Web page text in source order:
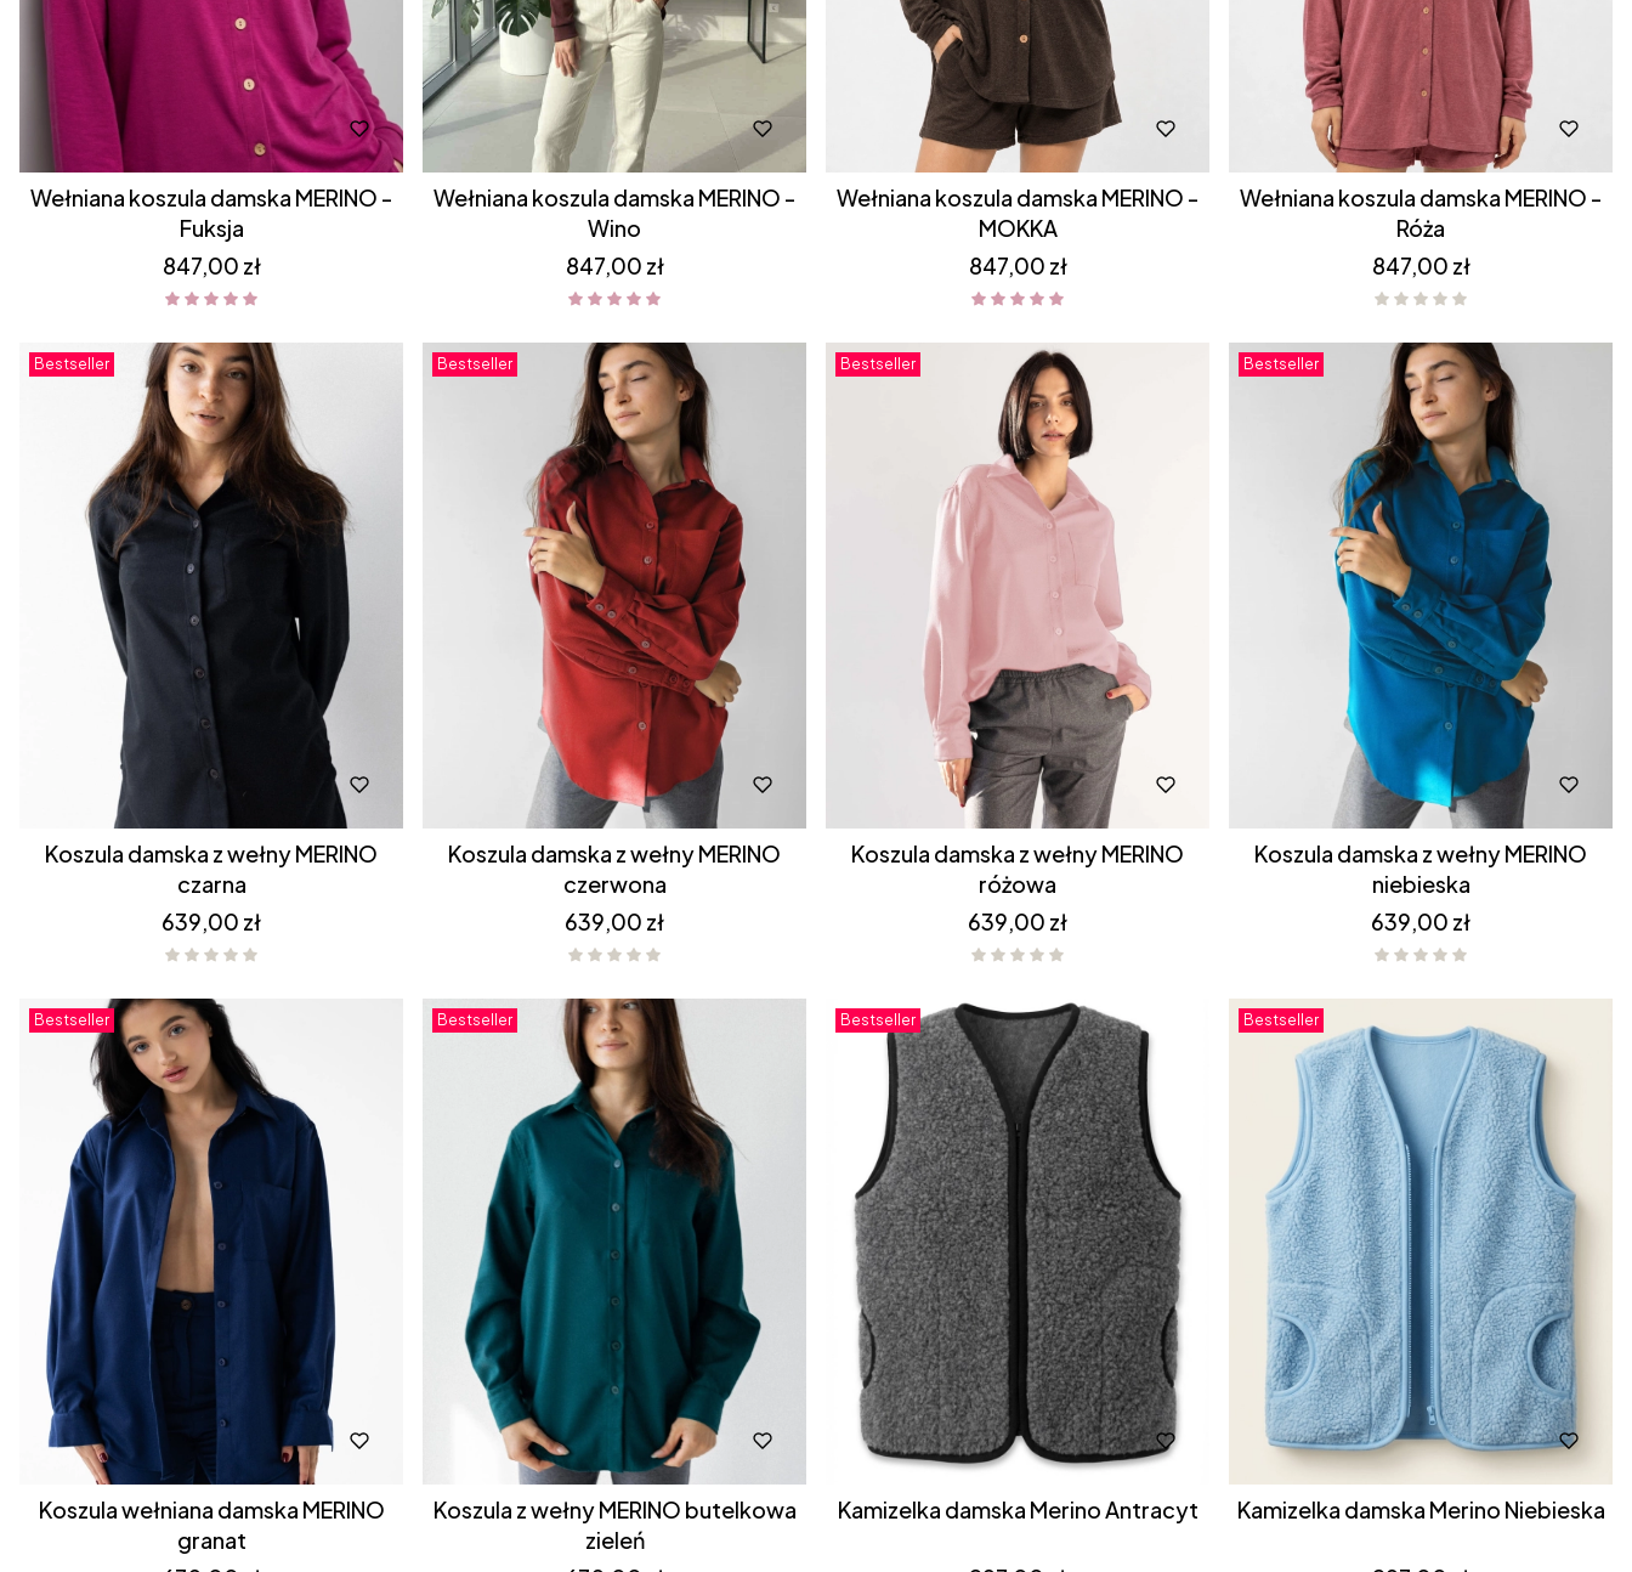
Wełniana koszula damska MERINO -
Fuksja
Cena
847,00 zł
Wełniana koszula damska MERINO -
Wino
Cena
847,00 zł
Wełniana koszula damska MERINO -
MOKKA
Cena
847,00 zł
Wełniana koszula damska MERINO -
Róża
Cena
847,00 zł
Bestseller
Koszula damska z wełny MERINO
czarna
Cena
639,00 zł
Bestseller
Koszula damska z wełny MERINO
czerwona
Cena
639,00 zł
Bestseller
Koszula damska z wełny MERINO
różowa
Cena
639,00 zł
Bestseller
Koszula damska z wełny MERINO
niebieska
Cena
639,00 zł
Bestseller
Koszula wełniana damska MERINO
granat
Bestseller
Koszula z wełny MERINO butelkowa
zieleń
Bestseller
Kamizelka damska Merino Antracyt
Bestseller
Kamizelka damska Merino Niebieska